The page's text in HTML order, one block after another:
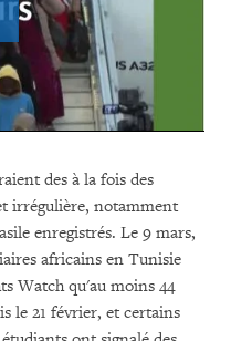
des à la fois des
irrégulière, notamment
enregistrés. Le 9 mars,
africains en Tunisie
Watch qu'au moins 44
le 21 février, et certains